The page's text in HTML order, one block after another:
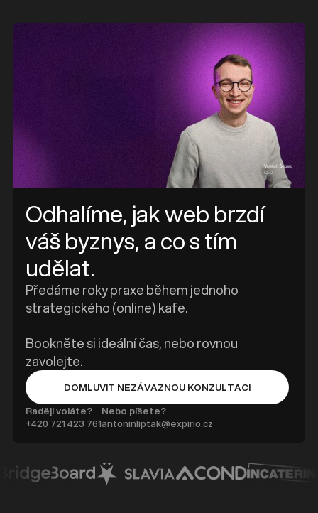
Odhalíme, jak web brzdí
váš byznys, a co s tím
udělat.
Předáme roky praxe během jednoho
strategického (online) kafe.
Bookněte si ideální čas, nebo rovnou
zavolejte.
DOMLUVIT NEZÁVAZNOU KONZULTACI
Raději voláte?
+420 ‭721 423 761
Nebo píšete?
antoninliptak@expirio.cz